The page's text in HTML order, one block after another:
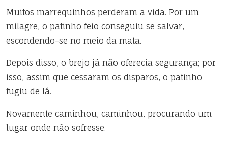
Muitos marrequinhos perderam a vida. Por um
milagre, o patinho feio conseguiu se salvar,
escondendo-se no meio da mata.
Depois disso, o brejo já não oferecia segurança; por
isso, assim que cessaram os disparos, o patinho
fugiu de lá.
Novamente caminhou, caminhou, procurando um
lugar onde não sofresse.